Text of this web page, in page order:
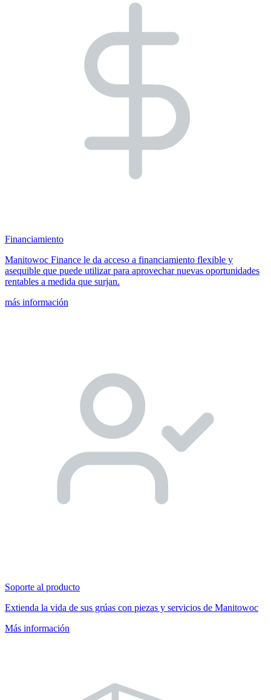
Financiamiento
Manitowoc Finance le da acceso a financiamiento flexible y
asequible que puede utilizar para aprovechar nuevas oportunidades
rentables a medida que surjan.
más información
Soporte al producto
Extienda la vida de sus grúas con piezas y servicios de Manitowoc
Más información